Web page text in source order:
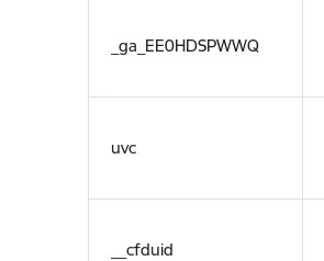
_ga_EE0HDSPWWQ
uvc
__cfduid